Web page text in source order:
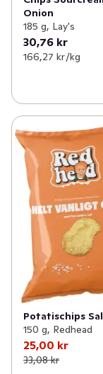
Onion
185 g, Lay's
30,76 kr
166,27 kr /kg
Potatischips
150 g, Redhead
25,00 kr
33,08 kr